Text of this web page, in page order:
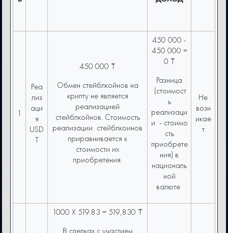
1
Реа
лиз
аци
я
USD
T
450 000 ₸
Обмен стейблкойнов на
крипту не является
реализацией
стейблкойнов. Стоимость
реализации стейблкоинов
приравнивается к
стоимости их
приобретения.
450 000 -
450 000 =
0 ₸
Разница
(cтоимост
ь
реализаци
и - стоимо
сть
приобрете
ния) в
националь
ной
валюте
Не
возн
икае
т
1000 X 519.83 = 519,830 ₸